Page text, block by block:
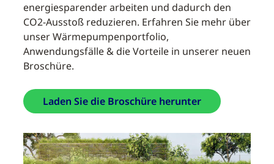
energiesparender arbeiten und dadurch den
CO2-Ausstoß reduzieren. Erfahren Sie mehr über
unser Wärmepumpenportfolio,
Anwendungsfälle & die Vorteile in unserer neuen
Broschüre.
Laden Sie die Broschüre herunter